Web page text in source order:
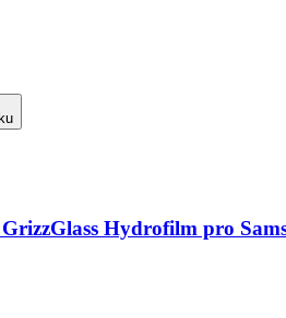
Hydrofilm pro